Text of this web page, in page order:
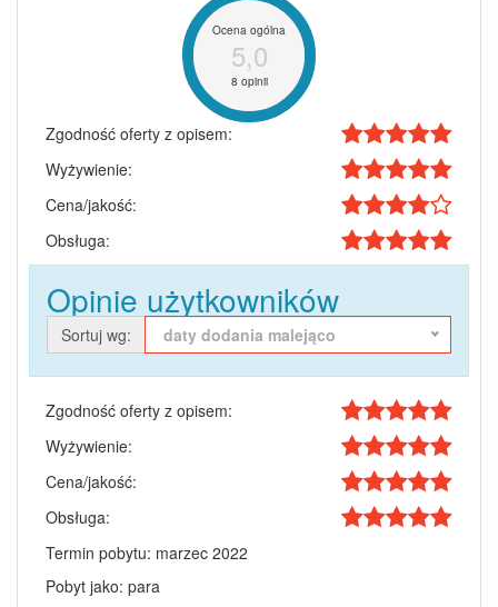
Ocena ogólna
5,0
8 opinii
Zgodność oferty z opisem:
Wyżywienie:
Cena/jakość:
Obsługa:
Opinie użytkowników
Sortuj wg: daty dodania malejąco
Zgodność oferty z opisem:
Wyżywienie:
Cena/jakość:
Obsługa:
Termin pobytu: marzec 2022
Pobyt jako: para